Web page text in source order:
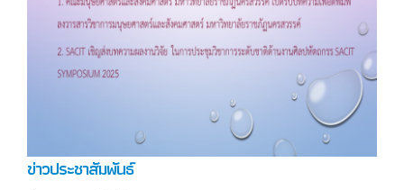
ข่าวประชาสัมพันธ์